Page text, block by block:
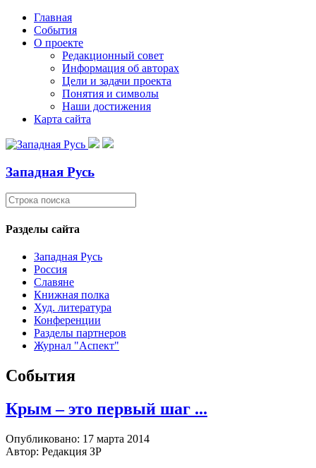
Главная
События
О проекте
Редакционный совет
Информация об авторах
Цели и задачи проекта
Понятия и символы
Наши достижения
Карта сайта
Западная Русь
Разделы сайта
Западная Русь
Россия
Славяне
Книжная полка
Худ. литература
Конференции
Разделы партнеров
Журнал "Аспект"
События
Крым – это первый шаг ...
Опубликовано: 17 марта 2014
Автор: Редакция ЗР